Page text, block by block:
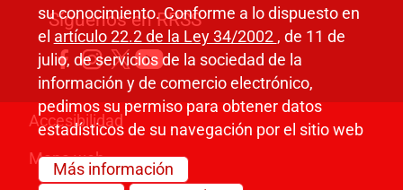
Síguenos en RRSS
Pie de página
Accesibilidad
Mapa web
su conocimiento. Conforme a lo dispuesto en
el artículo 22.2 de la Ley 34/2002 , de 11 de
julio, de servicios de la sociedad de la
información y de comercio electrónico,
pedimos su permiso para obtener datos
estadísticos de su navegación por el sitio web
Más información